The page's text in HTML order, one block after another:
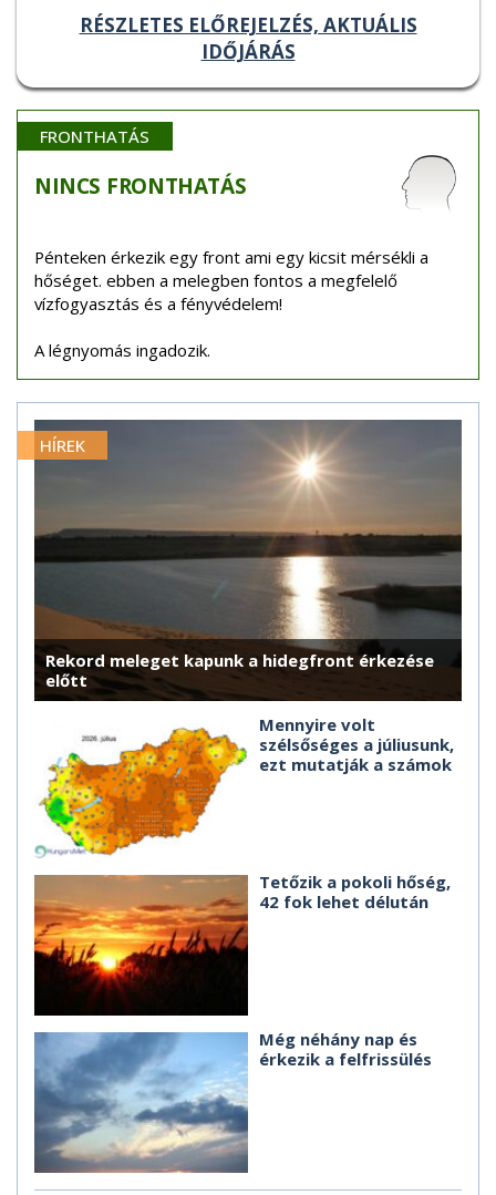
RÉSZLETES ELŐREJELZÉS, AKTUÁLIS
IDŐJÁRÁS
FRONTHATÁS
NINCS FRONTHATÁS
Pénteken érkezik egy front ami egy kicsit mérsékli a
hőséget. ebben a melegben fontos a megfelelő
vízfogyasztás és a fényvédelem!
A légnyomás ingadozik.
HÍREK
Rekord meleget kapunk a hidegfront érkezése
előtt
Mennyire volt
szélsőséges a júliusunk,
ezt mutatják a számok
Tetőzik a pokoli hőség,
42 fok lehet délután
Még néhány nap és
érkezik a felfrissülés